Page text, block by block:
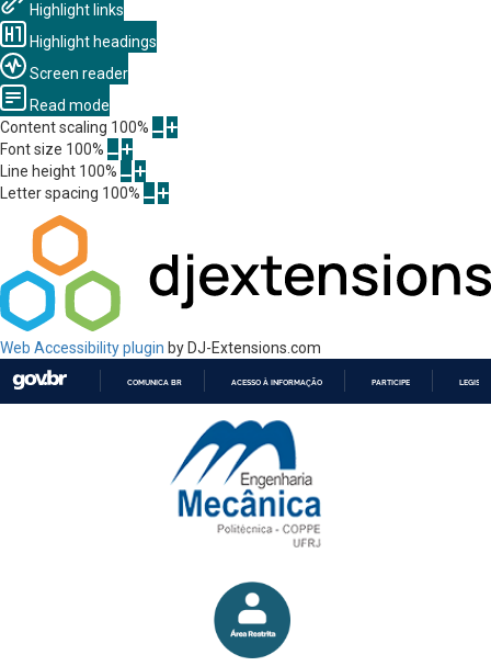
Highlight links
Highlight headings
Screen reader
Read mode
Content scaling 100%
Font size 100%
Line height 100%
Letter spacing 100%
Web Accessibility plugin by DJ-Extensions.com
PARA
CONTEÚDO
COMUNICA BR ACESSO À INFORMAÇÃO PARTICIPE